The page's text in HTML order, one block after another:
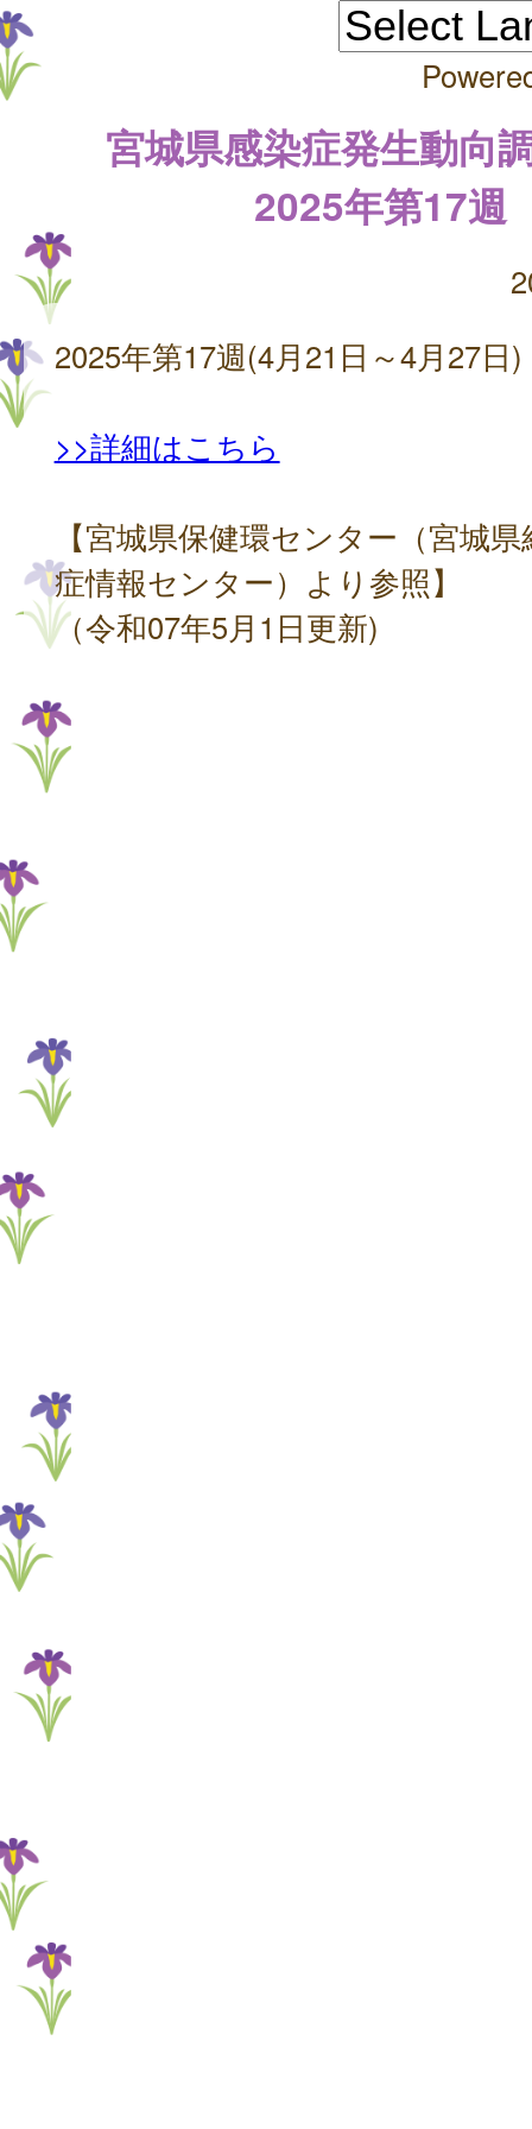
宮城県感染症発生動向
2025年第17週
2025年第17週(4月21日～4月27日)
>>詳細はこちら
【宮城県保健環センター（宮城
症情報センター）より参照】
（令和07年5月1日更新)